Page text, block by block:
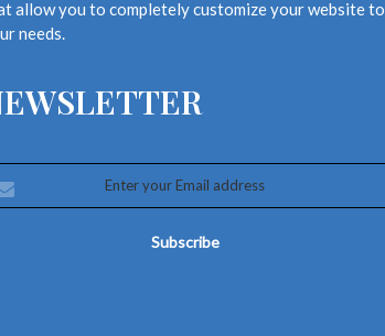
allow you to completely customize your website to
needs.